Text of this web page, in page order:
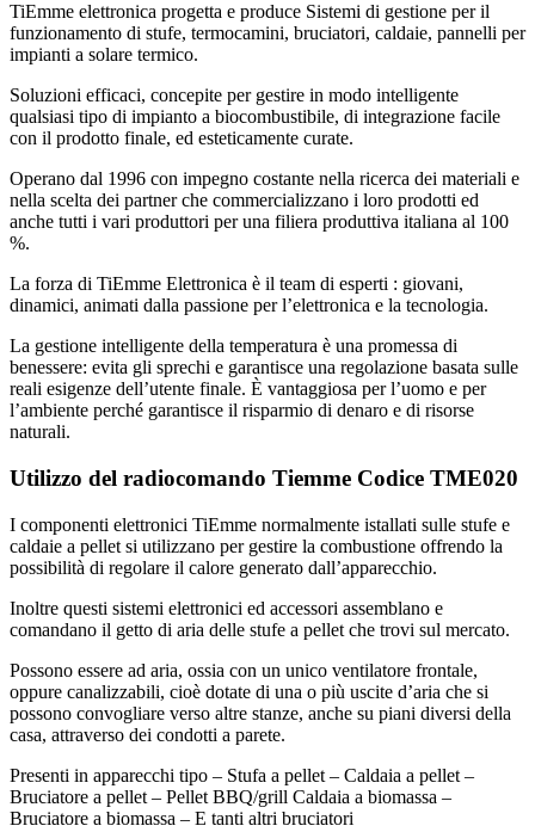
TiEmme elettronica progetta e produce Sistemi di gestione per il
funzionamento di stufe, termocamini, bruciatori, caldaie, pannelli per
impianti a solare termico.
Soluzioni efficaci, concepite per gestire in modo intelligente
qualsiasi tipo di impianto a biocombustibile, di integrazione facile
con il prodotto finale, ed esteticamente curate.
Operano dal 1996 con impegno costante nella ricerca dei materiali e
nella scelta dei partner che commercializzano i loro prodotti ed
anche tutti i vari produttori per una filiera produttiva italiana al 100
%.
La forza di TiEmme Elettronica è il team di esperti : giovani,
dinamici, animati dalla passione per l’elettronica e la tecnologia.
La gestione intelligente della temperatura è una promessa di
benessere: evita gli sprechi e garantisce una regolazione basata sulle
reali esigenze dell’utente finale. È vantaggiosa per l’uomo e per
l’ambiente perché garantisce il risparmio di denaro e di risorse
naturali.
Utilizzo del radiocomando Tiemme Codice TME020
I componenti elettronici TiEmme normalmente istallati sulle stufe e
caldaie a pellet si utilizzano per gestire la combustione offrendo la
possibilità di regolare il calore generato dall’apparecchio.
Inoltre questi sistemi elettronici ed accessori assemblano e
comandano il getto di aria delle stufe a pellet che trovi sul mercato.
Possono essere ad aria, ossia con un unico ventilatore frontale,
oppure canalizzabili, cioè dotate di una o più uscite d’aria che si
possono convogliare verso altre stanze, anche su piani diversi della
casa, attraverso dei condotti a parete.
Presenti in apparecchi tipo – Stufa a pellet – Caldaia a pellet –
Bruciatore a pellet – Pellet BBQ/grill Caldaia a biomassa –
Bruciatore a biomassa – E tanti altri bruciatori